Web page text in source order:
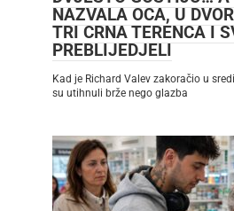
NAZVALA OCA, U
TRI CRNA TERENCA I
PREBLIJEDJELI
Kad je Richard Valev zakoračio u
su utihnuli brže nego glazba